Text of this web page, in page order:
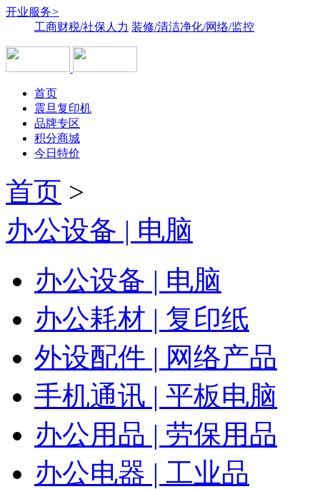
开业服务>
工商财税/社保人力 装修/清洁净化/网络/监控
首页
震旦复印机
品牌专区
积分商城
今日特价
首页 >
办公设备 | 电脑
办公设备 | 电脑
办公耗材 | 复印纸
外设配件 | 网络产品
手机通讯 | 平板电脑
办公用品 | 劳保用品
办公电器 | 工业品